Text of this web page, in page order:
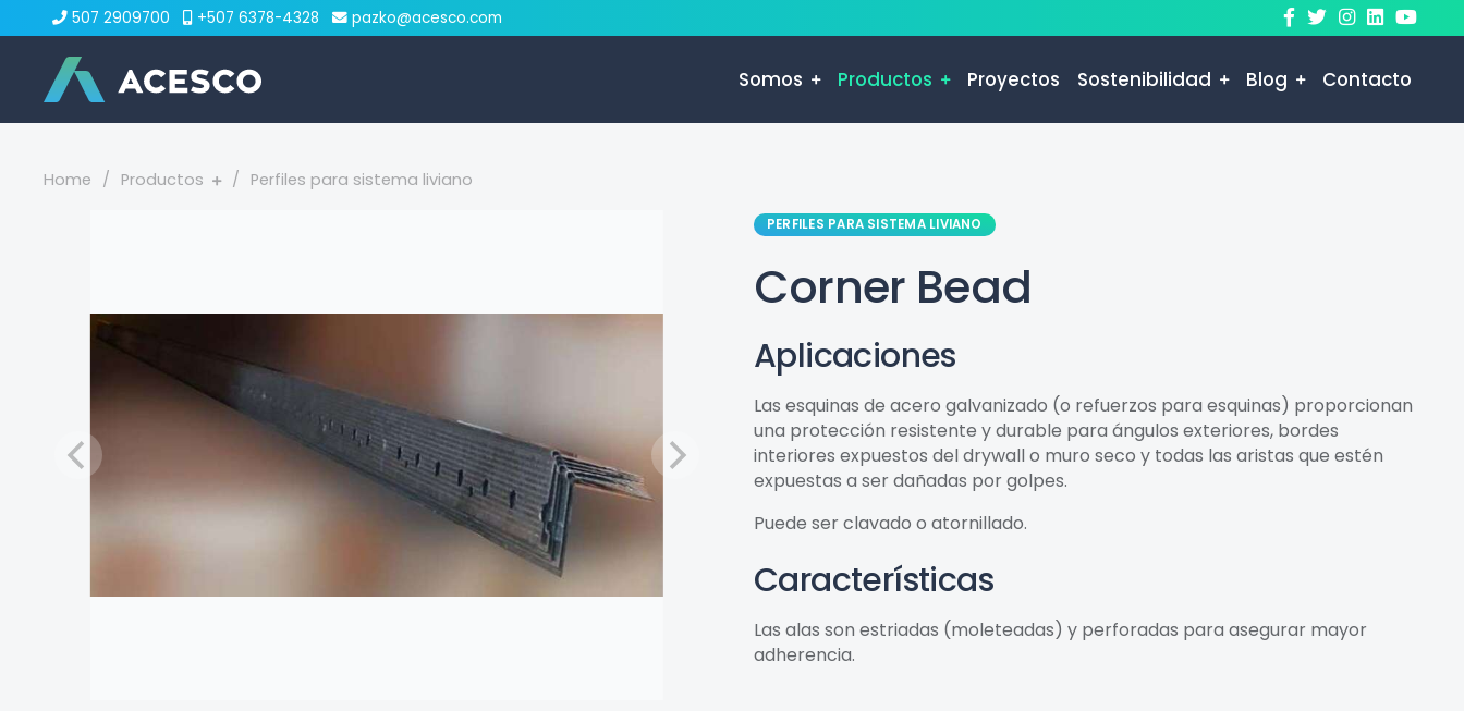
507 2909700 +507 6378-4328 pazko@acesco.com
Somos Productos Proyectos Sostenibilidad Blog Contacto
Home Productos Perfiles para sistema liviano
PERFILES PARA SISTEMA LIVIANO
Corner Bead
Aplicaciones
Las esquinas de acero galvanizado (o refuerzos para esquinas) proporcionan
una protección resistente y durable para ángulos exteriores, bordes
interiores expuestos del drywall o muro seco y todas las aristas que estén
expuestas a ser dañadas por golpes.
Puede ser clavado o atornillado.
Características
Las alas son estriadas (moleteadas) y perforadas para asegurar mayor
adherencia.